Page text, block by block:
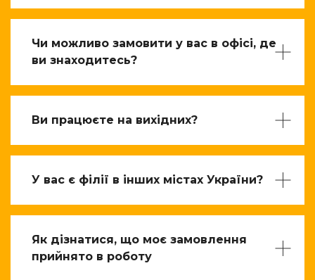
Чи можливо замовити у вас в офісі, де
ви знаходитесь?
Ви працюєте на вихідних?
У вас є філії в інших містах України?
Як дізнатися, що моє замовлення
прийнято в роботу